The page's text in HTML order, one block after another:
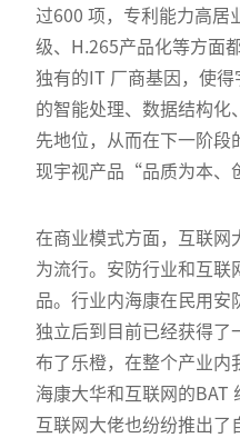
过600 项，专利能力高居
级、H.265产品化等方面
独有的IT 厂商基因，使
的智能处理、数据结构
先地位，从而在下一阶
现宇视产品“品质为本、
在商业模式方面，互联
为流行。安防行业和互
品。行业内海康在民用
独立后到目前已经获得
布了乐橙，在整个产业内
海康大华和互联网的BAT
互联网大佬也纷纷推出